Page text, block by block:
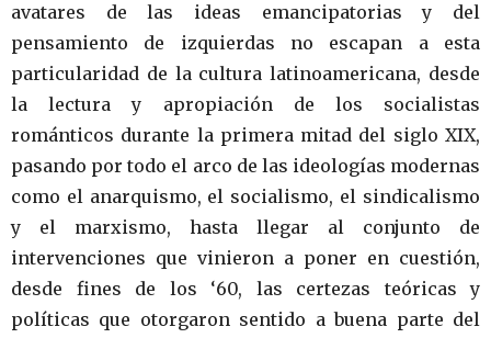
avatares de las ideas emancipatorias y del
pensamiento de izquierdas no escapan a esta
particularidad de la cultura latinoamericana, desde
la lectura y apropiación de los socialistas
románticos durante la primera mitad del siglo XIX,
pasando por todo el arco de las ideologías modernas
como el anarquismo, el socialismo, el sindicalismo
y el marxismo, hasta llegar al conjunto de
intervenciones que vinieron a poner en cuestión,
desde fines de los ‘60, las certezas teóricas y
políticas que otorgaron sentido a buena parte del